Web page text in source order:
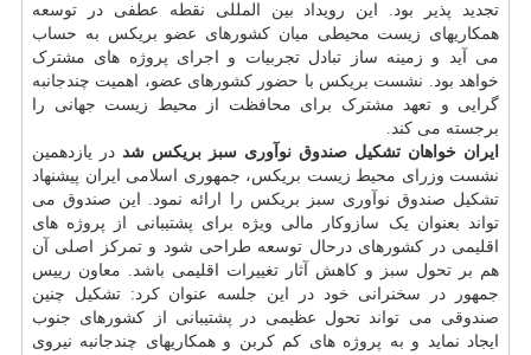
تجدید پذیر بود. این رویداد بین المللی نقطه عطفی در توسعه
همکاریهای زیست محیطی میان کشورهای عضو بریکس به حساب
می آید و زمینه ساز تبادل تجربیات و اجرای پروژه های مشترک
خواهد بود. نشست بریکس با حضور کشورهای عضو، اهمیت چندجانبه
گرایی و تعهد مشترک برای محافظت از محیط زیست جهانی را
برجسته می کند.
ایران خواهان تشکیل صندوق نوآوری سبز بریکس شد در یازدهمین
نشست وزرای محیط زیست بریکس، جمهوری اسلامی ایران پیشنهاد
تشکیل صندوق نوآوری سبز بریکس را ارائه نمود. این صندوق می
تواند بعنوان یک سازوکار مالی ویژه برای پشتیبانی از پروژه های
اقلیمی در کشورهای درحال توسعه طراحی شود و تمرکز اصلی آن
هم بر تحول سبز و کاهش آثار تغییرات اقلیمی باشد. معاون رییس
جمهور در سخنرانی خود در این جلسه عنوان کرد: تشکیل چنین
صندوقی می تواند تحول عظیمی در پشتیبانی از کشورهای جنوب
ایجاد نماید و به پروژه های کم کربن و همکاریهای چندجانبه نیروی